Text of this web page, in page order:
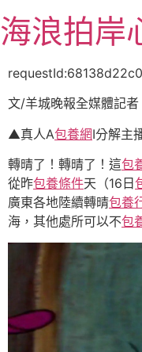
至
主
容
海浪拍岸
文/羊城晚報全媒體記
▲真人A包養網I分解主
轉晴了！轉晴了！這包
從昨包養條件天（16日
廣東各地陸續轉晴包養
海，其他處所可以不包